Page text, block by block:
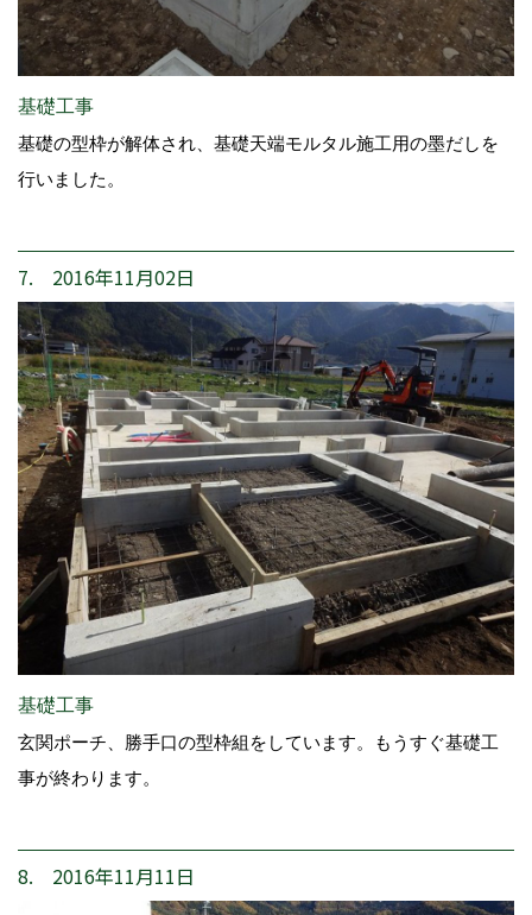
基礎工事
基礎の型枠が解体され、基礎天端モルタル施工用の墨だしを
行いました。
7. 2016年11月02日
基礎工事
玄関ポーチ、勝手口の型枠組をしています。もうすぐ基礎工
事が終わります。
8. 2016年11月11日